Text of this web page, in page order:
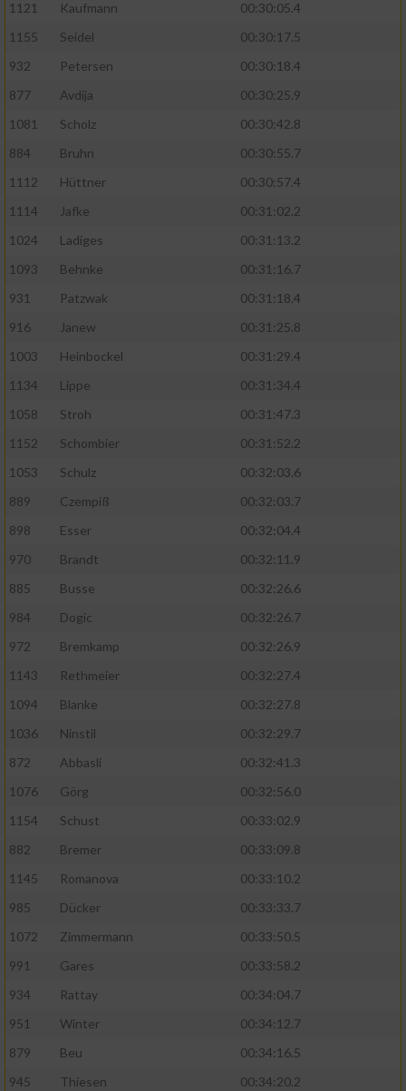
1121 Kaufmann
00:30:05.4
1155
Seidel
00:30:17.5
932
Petersen
00:30:18.4
877
Avdija
00:30:25.9
1081
Scholz
00:30:42.8
884
Bruhn
00:30:55.7
1112
Hüttner
00:30:57.4
1114
Jafke
00:31:02.2
1024
Ladiges
00:31:13.2
1093
Behnke
00:31:16.7
931
Patzwak
00:31:18.4
916
Janew
00:31:25.8
1003
Heinbockel
00:31:29.4
1134
Lippe
00:31:34.4
1058
Stroh
00:31:47.3
1152
Schombier
00:31:52.2
1053
Schulz
00:32:03.6
889
Czempiß
00:32:03.7
898
Esser
00:32:04.4
970
Brandt
00:32:11.9
885
Busse
00:32:26.6
984
Dogic
00:32:26.7
972
Bremkamp
00:32:26.9
1143
Rethmeier
00:32:27.4
1094
Blanke
00:32:27.8
1036
Ninstil
00:32:29.7
872
Abbasli
00:32:41.3
1076
Görg
00:32:56.0
1154
Schust
00:33:02.9
882
Bremer
00:33:09.8
1145
Romanova
00:33:10.2
985
Dücker
00:33:33.7
1072
Zimmermann
00:33:50.5
991
Gares
00:33:58.2
934
Rattay
00:34:04.7
951
Winter
00:34:12.7
879
Beu
00:34:16.5
945
Thiesen
00:34:20.2